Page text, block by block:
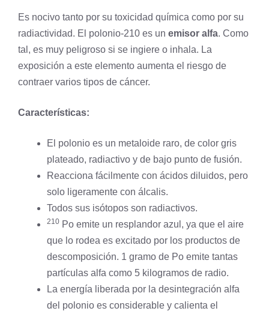
Es nocivo tanto por su toxicidad química como por su
radiactividad. El polonio-210 es un emisor alfa. Como
tal, es muy peligroso si se ingiere o inhala. La
exposición a este elemento aumenta el riesgo de
contraer varios tipos de cáncer.
Características:
El polonio es un metaloide raro, de color gris
plateado, radiactivo y de bajo punto de fusión.
Reacciona fácilmente con ácidos diluidos, pero
solo ligeramente con álcalis.
Todos sus isótopos son radiactivos.
210 Po emite un resplandor azul, ya que el aire
que lo rodea es excitado por los productos de
descomposición. 1 gramo de Po emite tantas
partículas alfa como 5 kilogramos de radio.
La energía liberada por la desintegración alfa
del polonio es considerable y calienta el